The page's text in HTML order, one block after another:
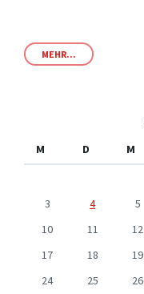
MEHR...
M
D M
3
4 5
10
11 12
17
18 19
24
25 26